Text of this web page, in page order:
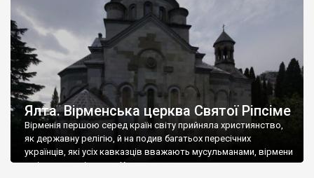
Ялта. Вірменська церква Святої Ріпсіме
Вірменія першою серед країн світу прийняла християнство,
як державну релігію, й на подив багатьох пересічних
українців, які усіх кавказців вважають мусульманами, вірмени
є відданими вірянами Христа